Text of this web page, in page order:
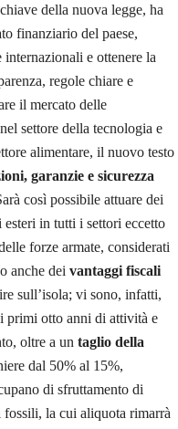
della nuova legge, ha
finanziario del paese,
e ottenere la
regole chiare e
il mercato delle
settore della tecnologia e
alimentare, il nuovo testo
garanzie e sicurezza
così possibile attuare dei
in tutti i settori eccetto
forze armate, considerati
anche dei vantaggi fiscali
sull’isola; vi sono, infatti,
primi otto anni di attività e
oltre a un taglio della
dal 50% al 15%,
di sfruttamento di
la cui aliquota rimarrà